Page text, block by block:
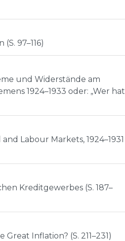
97–116)
und Widerstände am
1924–1933 oder: „Wer hat
Labour Markets, 1924–1931
Kreditgewerbes (S. 187–
Inflation? (S. 211–231)